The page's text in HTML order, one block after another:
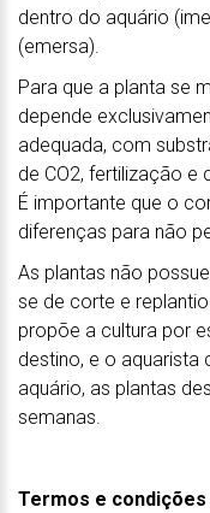
dentro do aquário
(emersa).
Para que a planta se
depende
adequada, com
de CO2, fertilização
É importante que o
diferenças para não
As plantas não
se de corte e
propõe a cultura por
destino, e o aquarista
aquário, as plantas
semanas.
Termos e